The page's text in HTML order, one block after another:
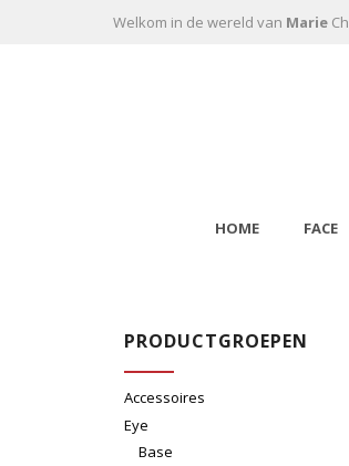
Ga naar de inhoud
Welkom in de wereld van Marie
HOME FACE
PRODUCTGROEPEN
Accessoires
Eye
Base